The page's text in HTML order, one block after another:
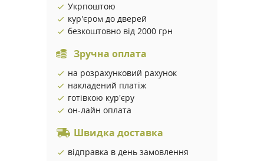
Укрпоштою
кур'єром до дверей
безкоштовно від 2000 грн
Зручна оплата
на розрахунковий рахунок
накладений платіж
готівкою кур'єру
он-лайн оплата
Швидка доставка
відправка в день замовлення